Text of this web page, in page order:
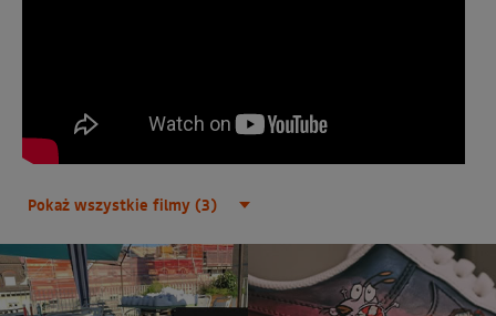
Pokaż wszystkie filmy (3)